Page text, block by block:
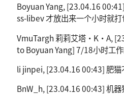
Boyuan Yang, [23.04.16
ss-libev 才放出来一个小时就打
VmuTargh 莉莉艾塔·K·A,
to Boyuan Yang] 7/18小时工
li jinpei, [23.04.16 00:43] 肥猫
BnW_h, [23.04.16 00:43] 机器